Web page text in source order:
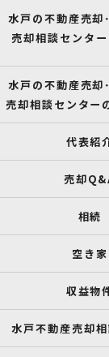
水戸の不動産売却
売却相談センタ
水戸の不動産売却
売却相談センター
代表紹
売却
相続
空き家
収益物
水戸不動産売却